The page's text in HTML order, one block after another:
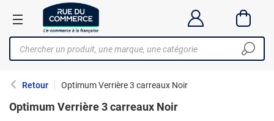
Retour Optimum Verrière 3 carreaux Noir
Optimum Verrière 3 carreaux Noir